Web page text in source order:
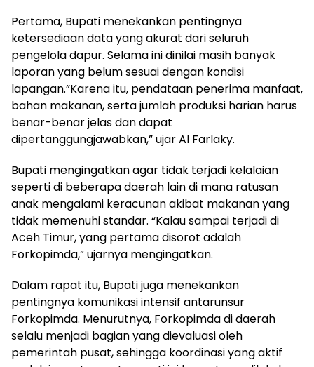
Pertama, Bupati menekankan pentingnya
ketersediaan data yang akurat dari seluruh
pengelola dapur. Selama ini dinilai masih banyak
laporan yang belum sesuai dengan kondisi
lapangan.”Karena itu, pendataan penerima manfaat,
bahan makanan, serta jumlah produksi harian harus
benar-benar jelas dan dapat
dipertanggungjawabkan,” ujar Al Farlaky.
Bupati mengingatkan agar tidak terjadi kelalaian
seperti di beberapa daerah lain di mana ratusan
anak mengalami keracunan akibat makanan yang
tidak memenuhi standar. “Kalau sampai terjadi di
Aceh Timur, yang pertama disorot adalah
Forkopimda,” ujarnya mengingatkan.
Dalam rapat itu, Bupati juga menekankan
pentingnya komunikasi intensif antarunsur
Forkopimda. Menurutnya, Forkopimda di daerah
selalu menjadi bagian yang dievaluasi oleh
pemerintah pusat, sehingga koordinasi yang aktif